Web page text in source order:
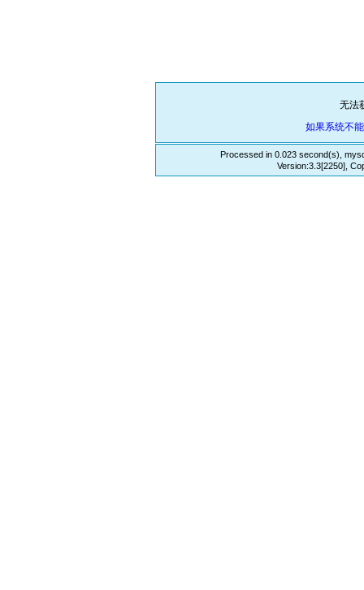
无法
如果系统不
Processed in 0.023 second(s),
Version:3.3[2250],